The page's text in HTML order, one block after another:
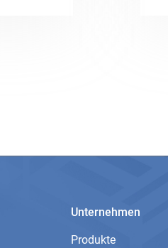
Unternehmen
Produkte